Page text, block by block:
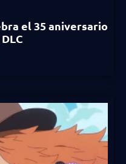
el 35 aniversario